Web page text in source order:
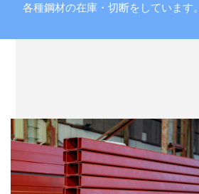
各種鋼材の在庫・切断をしています。